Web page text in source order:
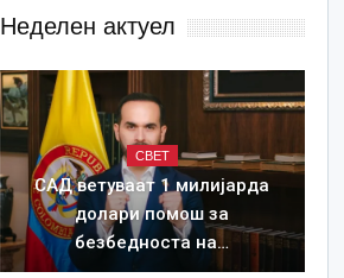
Неделен актуел
СВЕТ
САД ветуваат 1 милијарда
долари помош за
безбедноста на…